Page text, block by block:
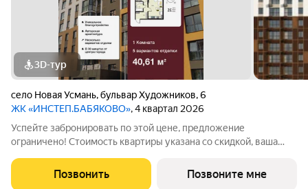
3D-тур
село Новая Усмань,бульвар Художников,6
ЖК «ИНСТЕП.БАБЯКОВО», 4 квартал 2026
Успейте забронировать по этой цене, предложение
ограничено! Стоимость квартиры указана со скидкой, ваша
подробно расскажем. Однокомнатная квартира от
застройщика с предчистовой отделкой в ЖК "ИНСТЕП.
Позвонить Позвоните мне